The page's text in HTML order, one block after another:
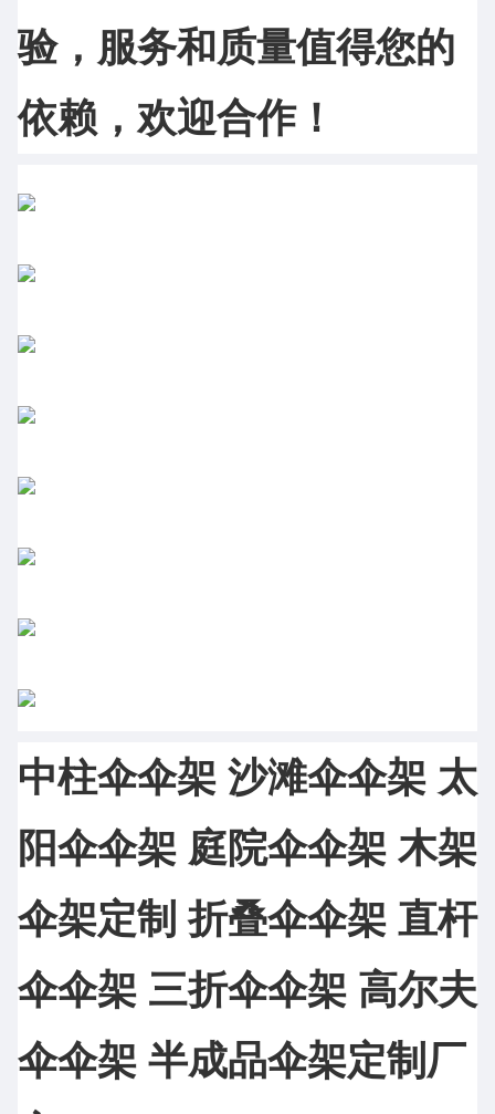
验，服务和质量值得您的
依赖，欢迎合作！
中柱伞伞架 沙滩伞伞架 太
阳伞伞架 庭院伞伞架 木架
伞架定制 折叠伞伞架 直杆
伞伞架 三折伞伞架 高尔夫
伞伞架 半成品伞架定制厂